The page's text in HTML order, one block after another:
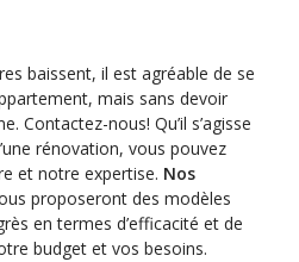
baissent, il est agréable de se
mais sans devoir
Contactez-nous! Qu’il s’agisse
rénovation, vous pouvez
et notre expertise. Nos
proposeront des modèles
en termes d’efficacité et de
budget et vos besoins.